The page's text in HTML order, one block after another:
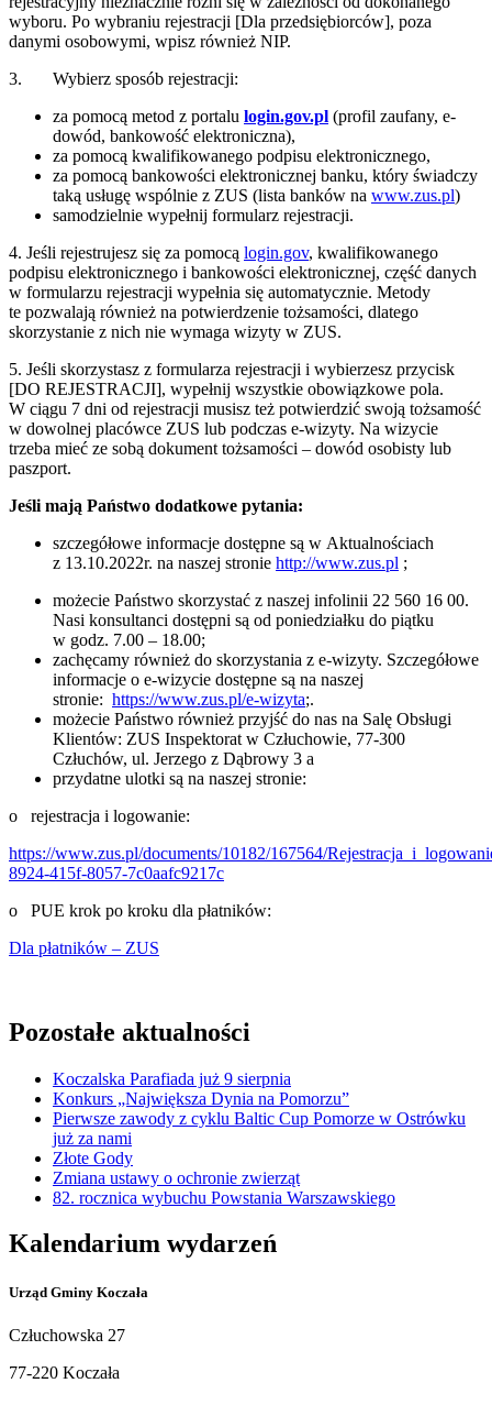
wyboru. Po wybraniu rejestracji [Dla przedsiębiorców], poza
danymi osobowymi, wpisz również NIP.
3. Wybierz sposób rejestracji:
za pomocą metod z portalu login.gov.pl (profil zaufany, e-
dowód, bankowość elektroniczna),
za pomocą kwalifikowanego podpisu elektronicznego,
za pomocą bankowości elektronicznej banku, który świadczy
taką usługę wspólnie z ZUS (lista banków na www.zus.pl)
samodzielnie wypełnij formularz rejestracji.
4. Jeśli rejestrujesz się za pomocą login.gov, kwalifikowanego
podpisu elektronicznego i bankowości elektronicznej, część danych
w formularzu rejestracji wypełnia się automatycznie. Metody
te pozwalają również na potwierdzenie tożsamości, dlatego
skorzystanie z nich nie wymaga wizyty w ZUS.
5. Jeśli skorzystasz z formularza rejestracji i wybierzesz przycisk
[DO REJESTRACJI], wypełnij wszystkie obowiązkowe pola.
W ciągu 7 dni od rejestracji musisz też potwierdzić swoją tożsamość
w dowolnej placówce ZUS lub podczas e-wizyty. Na wizycie
trzeba mieć ze sobą dokument tożsamości – dowód osobisty lub
paszport.
Jeśli mają Państwo dodatkowe pytania:
szczegółowe informacje dostępne są w Aktualnościach
z 13.10.2022r. na naszej stronie http://www.zus.pl ;
możecie Państwo skorzystać z naszej infolinii 22 560 16 00.
Nasi konsultanci dostępni są od poniedziałku do piątku
w godz. 7.00 – 18.00;
zachęcamy również do skorzystania z e-wizyty. Szczegółowe
informacje o e-wizycie dostępne są na naszej
stronie: https://www.zus.pl/e-wizyta;.
możecie Państwo również przyjść do nas na Salę Obsługi
Klientów: ZUS Inspektorat w Człuchowie, 77-300
Człuchów, ul. Jerzego z Dąbrowy 3 a
przydatne ulotki są na naszej stronie:
o rejestracja i logowanie:
https://www.zus.pl/documents/10182/167564/
8924-415f-8057-7c0aafc9217c
o PUE krok po kroku dla płatników:
Dla płatników – ZUS
Pozostałe aktualności
Koczalska Parafiada już 9 sierpnia
Konkurs „Największa Dynia na Pomorzu”
Pierwsze zawody z cyklu Baltic Cup Pomorze w Ostrówku
już za nami
Złote Gody
Zmiana ustawy o ochronie zwierząt
82. rocznica wybuchu Powstania Warszawskiego
Kalendarium wydarzeń
Urząd Gminy Koczała
Człuchowska 27
77-220 Koczała